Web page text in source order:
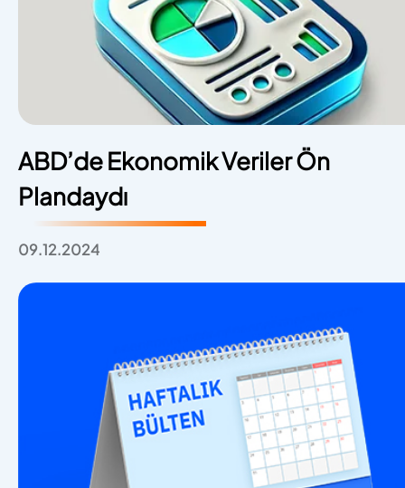
ABD’de Ekonomik Veriler Ön
Plandaydı
09.12.2024